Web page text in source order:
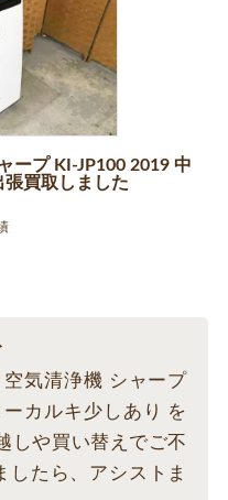
ープ KI-JP100 2019 中
買取しました
気清浄機 シャープ
ーカルキ少しあり を
しや買い替えでご不
したら、アシストま